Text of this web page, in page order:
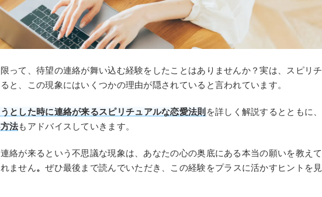
って、待望の連絡が舞い込む経験をしたことはありませんか？実は、スピリチ
と、この現象にはいくつかの理由が隠されていると言われています。
とした時に連絡が来るスピリチュアルな恋愛法則 を詳しく解説するとともに、
法もアドバイスしていきます。
絡が来るという不思議な現象は、あなたの心の奥底にある本当の願いを教えて
ません。ぜひ最後まで読んでいただき、この経験をプラスに活かすヒントを見